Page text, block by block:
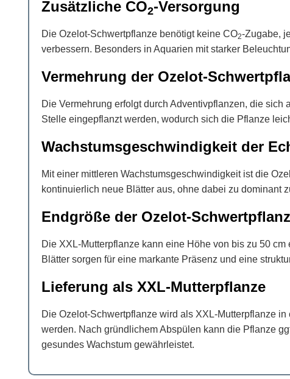
Zusätzliche CO2-Versorgung
Die Ozelot-Schwertpflanze benötigt keine CO2-Zugabe,
verbessern. Besonders in Aquarien mit starker
Vermehrung der Ozelot-
Die Vermehrung erfolgt durch Adventivpflanzen, die
Stelle eingepflanzt werden, wodurch sich die Pflanze
Wachstumsgeschwindigkeit der
Mit einer mittleren Wachstumsgeschwindigkeit ist die
kontinuierlich neue Blätter aus, ohne dabei zu dominant
Endgröße der Ozelot-
Die XXL-Mutterpflanze kann eine Höhe von bis zu 50
Blätter sorgen für eine markante Präsenz und eine
Lieferung als XXL-Mutterpflanze
Die Ozelot-Schwertpflanze wird als XXL-Mutterpflanze
werden. Nach gründlichem Abspülen kann die Pflanze
gesundes Wachstum gewährleistet.